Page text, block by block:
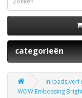
categorieën
Inkpads,verf
WOW Embossing